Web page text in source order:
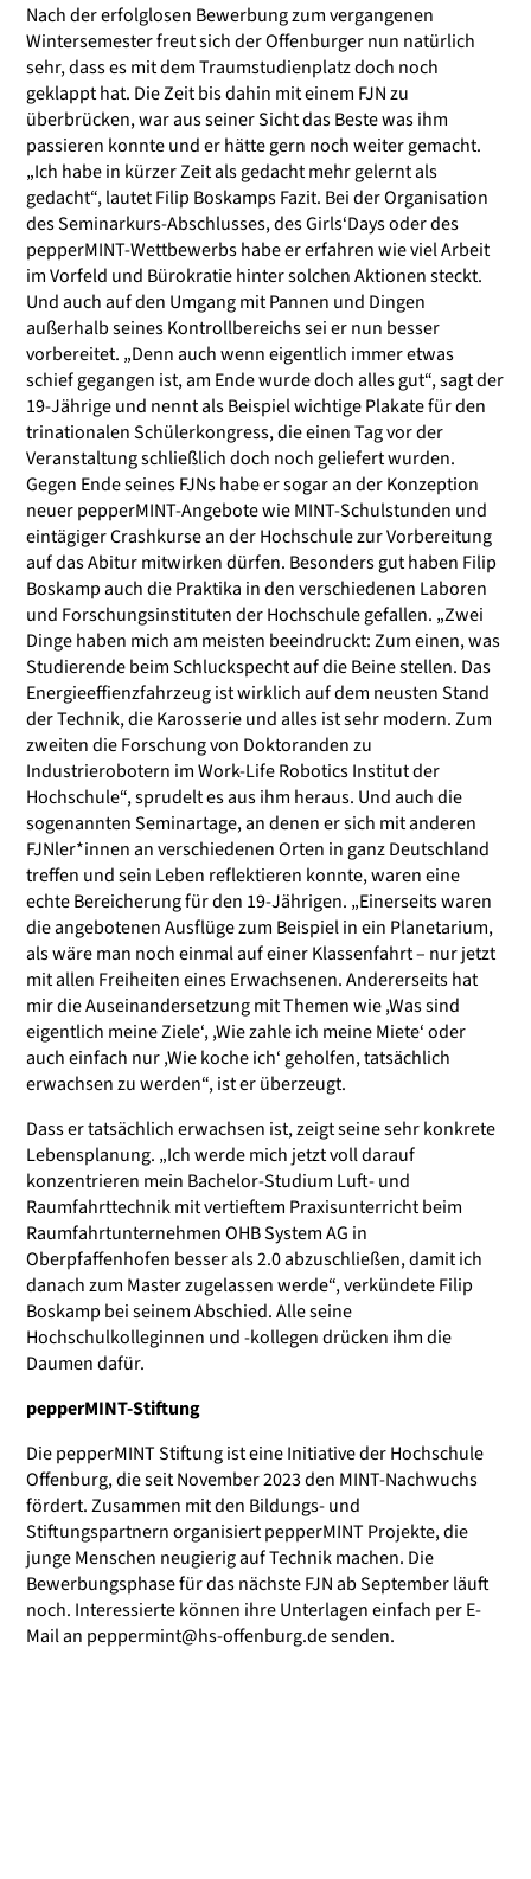
Nach der erfolglosen Bewerbung zum vergangenen
Wintersemester freut sich der Offenburger nun natürlich
sehr, dass es mit dem Traumstudienplatz doch noch
geklappt hat. Die Zeit bis dahin mit einem FJN zu
überbrücken, war aus seiner Sicht das Beste was ihm
passieren konnte und er hätte gern noch weiter gemacht.
„Ich habe in kürzer Zeit als gedacht mehr gelernt als
gedacht“, lautet Filip Boskamps Fazit. Bei der Organisation
des Seminarkurs-Abschlusses, des Girls‘Days oder des
pepperMINT-Wettbewerbs habe er erfahren wie viel Arbeit
im Vorfeld und Bürokratie hinter solchen Aktionen steckt.
Und auch auf den Umgang mit Pannen und Dingen
außerhalb seines Kontrollbereichs sei er nun besser
vorbereitet. „Denn auch wenn eigentlich immer etwas
schief gegangen ist, am Ende wurde doch alles gut“, sagt der
19-Jährige und nennt als Beispiel wichtige Plakate für den
trinationalen Schülerkongress, die einen Tag vor der
Veranstaltung schließlich doch noch geliefert wurden.
Gegen Ende seines FJNs habe er sogar an der Konzeption
neuer pepperMINT-Angebote wie MINT-Schulstunden und
eintägiger Crashkurse an der Hochschule zur Vorbereitung
auf das Abitur mitwirken dürfen. Besonders gut haben Filip
Boskamp auch die Praktika in den verschiedenen Laboren
und Forschungsinstituten der Hochschule gefallen. „Zwei
Dinge haben mich am meisten beeindruckt: Zum einen, was
Studierende beim Schluckspecht auf die Beine stellen. Das
Energieeffienzfahrzeug ist wirklich auf dem neusten Stand
der Technik, die Karosserie und alles ist sehr modern. Zum
zweiten die Forschung von Doktoranden zu
Industrierobotern im Work-Life Robotics Institut der
Hochschule“, sprudelt es aus ihm heraus. Und auch die
sogenannten Seminartage, an denen er sich mit anderen
FJNler*innen an verschiedenen Orten in ganz Deutschland
treffen und sein Leben reflektieren konnte, waren eine
echte Bereicherung für den 19-Jährigen. „Einerseits waren
die angebotenen Ausflüge zum Beispiel in ein Planetarium,
als wäre man noch einmal auf einer Klassenfahrt – nur jetzt
mit allen Freiheiten eines Erwachsenen. Andererseits hat
mir die Auseinandersetzung mit Themen wie ,Was sind
eigentlich meine Ziele‘, ,Wie zahle ich meine Miete‘ oder
auch einfach nur ,Wie koche ich‘ geholfen, tatsächlich
erwachsen zu werden“, ist er überzeugt.
Dass er tatsächlich erwachsen ist, zeigt seine sehr konkrete
Lebensplanung. „Ich werde mich jetzt voll darauf
konzentrieren mein Bachelor-Studium Luft- und
Raumfahrttechnik mit vertieftem Praxisunterricht beim
Raumfahrtunternehmen OHB System AG in
Oberpfaffenhofen besser als 2.0 abzuschließen, damit ich
danach zum Master zugelassen werde“, verkündete Filip
Boskamp bei seinem Abschied. Alle seine
Hochschulkolleginnen und -kollegen drücken ihm die
Daumen dafür.
pepperMINT-Stiftung
Die pepperMINT Stiftung ist eine Initiative der Hochschule
Offenburg, die seit November 2023 den MINT-Nachwuchs
fördert. Zusammen mit den Bildungs- und
Stiftungspartnern organisiert pepperMINT Projekte, die
junge Menschen neugierig auf Technik machen. Die
Bewerbungsphase für das nächste FJN ab September läuft
noch. Interessierte können ihre Unterlagen einfach per E-
Mail an peppermint@hs-offenburg.desenden.